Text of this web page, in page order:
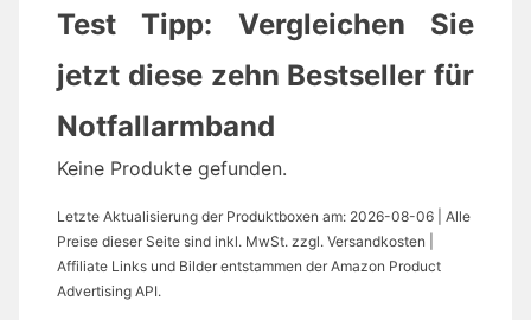
Test Tipp: Vergleichen Sie
jetzt diese zehn Bestseller für
Notfallarmband
Keine Produkte gefunden.
Letzte Aktualisierung der Produktboxen am: 2026-08-06 | Alle
Preise dieser Seite sind inkl. MwSt. zzgl. Versandkosten |
Affiliate Links und Bilder entstammen der Amazon Product
Advertising API.